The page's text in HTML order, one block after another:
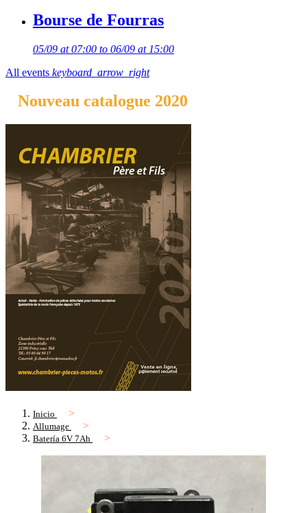
Bourse de Fourras
05/09 at 07:00 to 06/09 at 15:00
All events keyboard_arrow_right
Nouveau catalogue 2020
Inicio
Allumage
Batería 6V 7Ah